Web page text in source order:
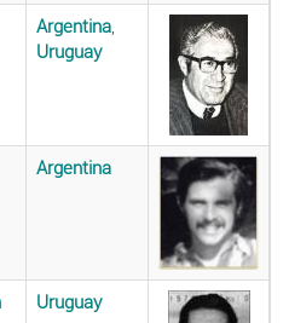
Argentina,
Uruguay
Argentina
Uruguay